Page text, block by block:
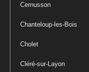
Cernusson
Chanteloup-les-Bois
Cholet
Cléré-sur-Layon